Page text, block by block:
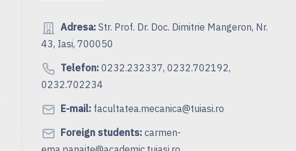
Adresa:Str. Prof. Dr. Doc. Dimitrie Mangeron, Nr.
43, Iasi, 700050
Telefon:0232.232337, 0232.702192,
0232.702234
E-mail:facultatea.mecanica@tuiasi.ro
Foreign students:carmen-